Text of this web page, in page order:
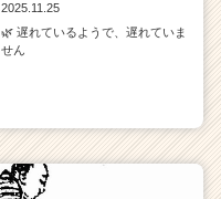
2025.11.25
🌿 遅れているようで、遅れていま
せん